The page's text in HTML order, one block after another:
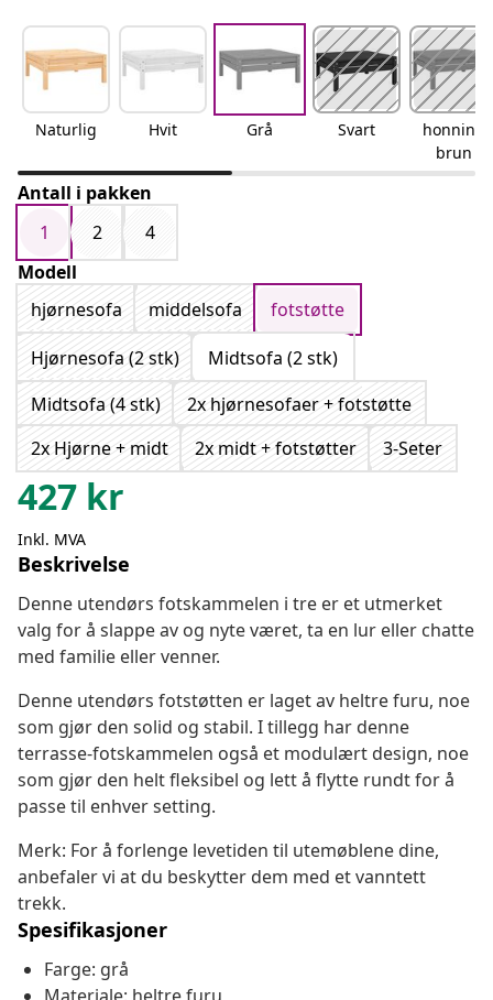
Naturlig Hvit Grå Svart
honning
brun
Antall i pakken
1
2
4
Modell
hjørnesofa
middelsofa
fotstøtte
Hjørnesofa (2 stk)
Midtsofa (2 stk)
Midtsofa (4 stk)
2x hjørnesofaer + fotstøtte
2x Hjørne + midt
2x midt + fotstøtter 3-Seter
427 kr
Inkl. MVA
Beskrivelse
Denne utendørs fotskammelen i tre er et utmerket
valg for å slappe av og nyte været, ta en lur eller chatte
med familie eller venner.
Denne utendørs fotstøtten er laget av heltre furu, noe
som gjør den solid og stabil. I tillegg har denne
terrasse-fotskammelen også et modulært design, noe
som gjør den helt fleksibel og lett å flytte rundt for å
passe til enhver setting.
Merk: For å forlenge levetiden til utemøblene dine,
anbefaler vi at du beskytter dem med et vanntett
trekk.
Spesifikasjoner
Farge: grå